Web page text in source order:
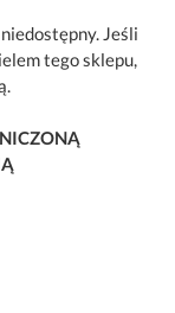
Jeśli
tego sklepu,